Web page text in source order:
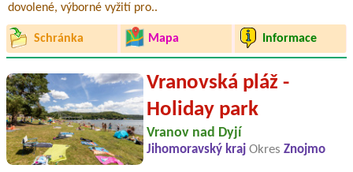
dovolené, výborné vyžití pro..
Schránka Mapa Informace
Vranovská pláž -
Holiday park
Vranov nad Dyjí
Jihomoravský kraj Okres Znojmo